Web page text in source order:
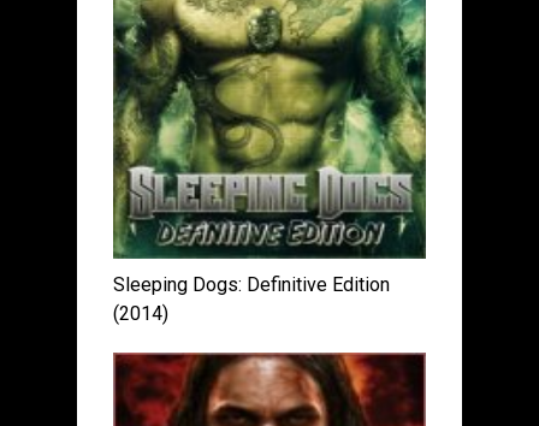
Sleeping Dogs: Definitive Edition
(2014)